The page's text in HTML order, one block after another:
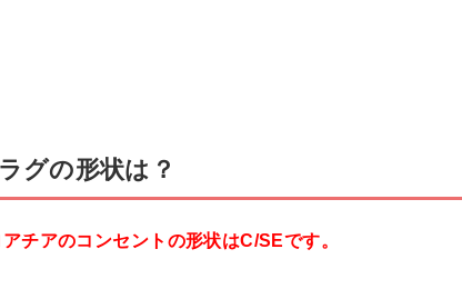
グの形状は？
チアのコンセントの形状はC/SEです。